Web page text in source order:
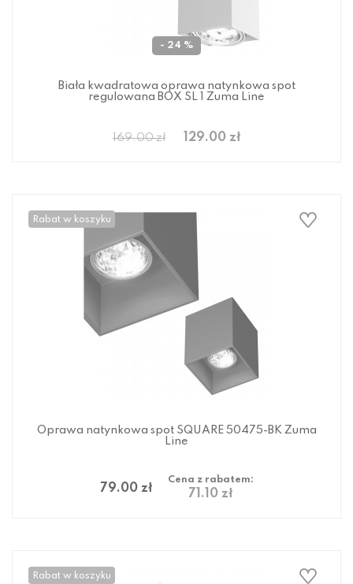
- 24 %
Biała kwadratowa oprawa natynkowa spot
regulowana BOX SL 1 Zuma Line
169.00 zł 129.00 zł
Rabat w koszyku
Oprawa natynkowa spot SQUARE 50475-BK Zuma
Line
79.00 zł
Cena z rabatem:
71.10 zł
Rabat w koszyku